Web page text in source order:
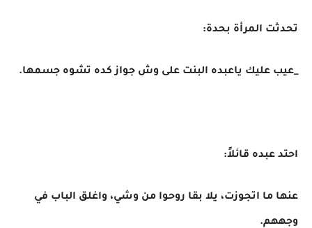
تحدثت المرأة بحدة:
_عيب عليك ياعبده البنت على وش جواز كده تشوه جسمها.
احتد عبده قائلاً:
عنها ما اتجوزت، يلا بقا روحوا من وشي، واغلق الباب في
وجههم.